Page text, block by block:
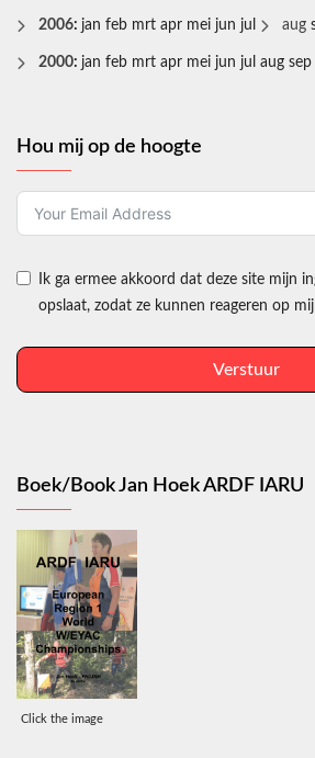
2006: jan feb mrt apr mei jun jul aug
2000: jan feb mrt apr mei jun jul aug sep
Hou mij op de hoogte
Ik ga ermee akkoord dat deze site mijn
opslaat, zodat ze kunnen reageren op
Verstuur
Boek/Book Jan Hoek ARDF IARU
Click the image